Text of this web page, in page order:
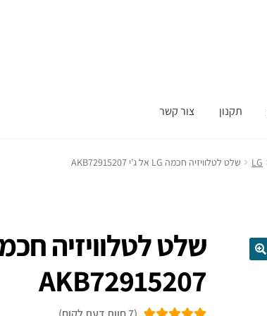
תקנון צור קשר
LG שלט לטלוויזיה חכמה LG אל ג’י AKB72915207
AKB72915207